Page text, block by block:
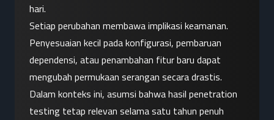
hari.
Setiap perubahan membawa implikasi keamanan.
Penyesuaian kecil pada konfigurasi, pembaruan
dependensi, atau penambahan fitur baru dapat
mengubah permukaan serangan secara drastis.
Dalam konteks ini, asumsi bahwa hasil penetration
testing tetap relevan selama satu tahun penuh